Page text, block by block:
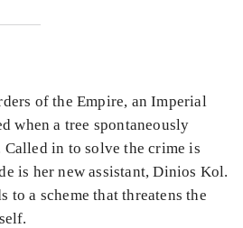
of the Empire, an Imperial
when a tree spontaneously
in to solve the crime is
is her new assistant, Dinios Kol.
to a scheme that threatens the